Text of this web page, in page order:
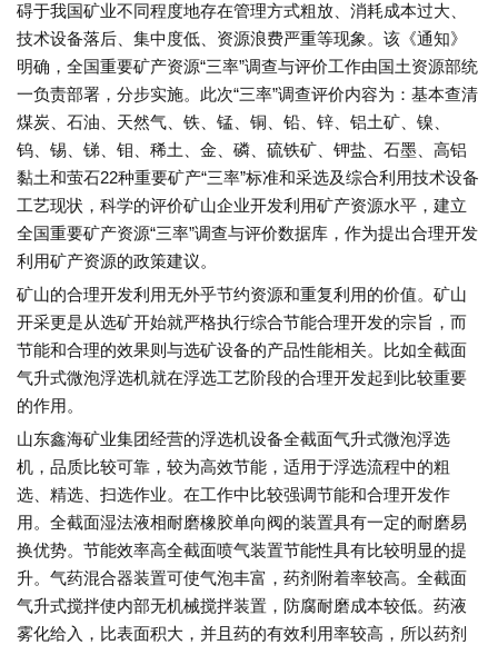
碍于我国矿业不同程度地存在管理方式粗放、消耗成本过大、
技术设备落后、集中度低、资源浪费严重等现象。该《通知》
明确，全国重要矿产资源“三率”调查与评价工作由国土资源部统
一负责部署，分步实施。此次“三率”调查评价内容为：基本查清
煤炭、石油、天然气、铁、锰、铜、铅、锌、铝土矿、镍、
钨、锡、锑、钼、稀土、金、磷、硫铁矿、钾盐、石墨、高铝
黏土和萤石22种重要矿产“三率”标准和采选及综合利用技术设备
工艺现状，科学的评价矿山企业开发利用矿产资源水平，建立
全国重要矿产资源“三率”调查与评价数据库，作为提出合理开发
利用矿产资源的政策建议。
矿山的合理开发利用无外乎节约资源和重复利用的价值。矿山
开采更是从选矿开始就严格执行综合节能合理开发的宗旨，而
节能和合理的效果则与选矿设备的产品性能相关。比如全截面
气升式微泡浮选机就在浮选工艺阶段的合理开发起到比较重要
的作用。
山东鑫海矿业集团经营的浮选机设备全截面气升式微泡浮选
机，品质比较可靠，较为高效节能，适用于浮选流程中的粗
选、精选、扫选作业。在工作中比较强调节能和合理开发作
用。全截面湿法液相耐磨橡胶单向阀的装置具有一定的耐磨易
换优势。节能效率高全截面喷气装置节能性具有比较明显的提
升。气药混合器装置可使气泡丰富，药剂附着率较高。全截面
气升式搅拌使内部无机械搅拌装置，防腐耐磨成本较低。药液
雾化给入，比表面积大，并且药的有效利用率较高，所以药剂